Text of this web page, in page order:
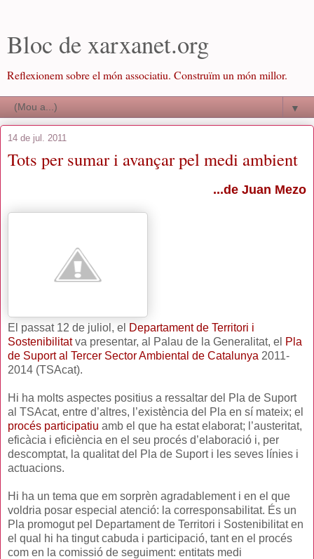
Bloc de xarxanet.org
Reflexionem sobre el món associatiu. Construïm un món millor.
▼
14 de jul. 2011
Tots per sumar i avançar pel medi ambient
...de Juan Mezo
El passat 12 de juliol, el Departament de Territori i
Sostenibilitatva presentar, al Palau de la Generalitat, el Pla
de Suport al Tercer Sector Ambiental de Catalunya 2011-
2014 (TSAcat).
Hi ha molts aspectes positius a ressaltar del Pla de Suport
al TSAcat, entre d’altres, l’existència del Pla en sí mateix; el
procés participatiu amb el que ha estat elaborat; l’austeritat,
eficàcia i eficiència en el seu procés d’elaboració i, per
descomptat, la qualitat del Pla de Suport i les seves línies i
actuacions.
Hi ha un tema que em sorprèn agradablement i en el que
voldria posar especial atenció: la corresponsabilitat. És un
Pla promogut pel Departament de Territori i Sostenibilitat en
el qual hi ha tingut cabuda i participació, tant en el procés
com en la comissió de seguiment: entitats medi